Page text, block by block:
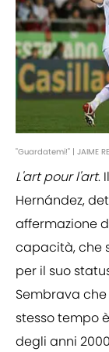
"Guardatemi!" | JAIME
L'art pour l'art.
Hernández,
affermazione
capacità, che
per il suo
Sembrava
stesso tempo
degli anni